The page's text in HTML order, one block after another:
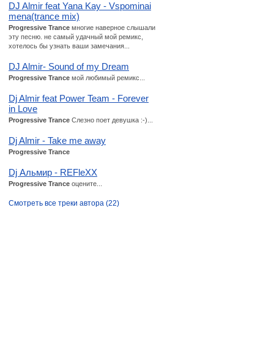
DJ Almir feat Yana Kay - Vspominai
mena(trance mix)
Progressive Trance многие наверное слышали
эту песню. не самый удачный мой ремикс,
хотелось бы узнать ваши замечания...
DJ Almir- Sound of my Dream
Progressive Trance мой любимый ремикс...
Dj Almir feat Power Team - Forever
in Love
Progressive Trance Слезно поет девушка :-)...
Dj Almir - Take me away
Progressive Trance
Dj Альмир - REFleXX
Progressive Trance оцените...
Смотреть все треки автора (22)